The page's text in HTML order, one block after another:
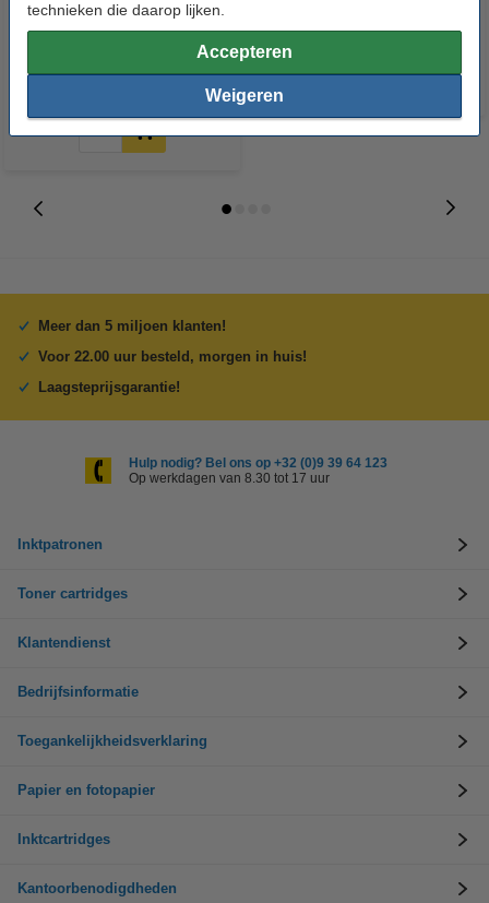
technieken die daarop lijken.
Accepteren
Weigeren
paper glossy 200 g/m² A4 (100
Meer dan 5 miljoen klanten!
Voor 22.00 uur besteld, morgen in huis!
Laagsteprijsgarantie!
Hulp nodig? Bel ons op +32 (0)9 39 64 123
Op werkdagen van 8.30 tot 17 uur
Inktpatronen
Toner cartridges
Klantendienst
Bedrijfsinformatie
Toegankelijkheidsverklaring
Papier en fotopapier
Inktcartridges
Kantoorbenodigdheden